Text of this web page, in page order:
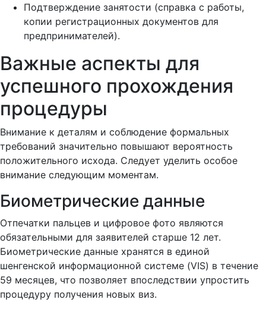
Подтверждение занятости (справка с работы,
копии регистрационных документов для
предпринимателей).
Важные аспекты для
успешного прохождения
процедуры
Внимание к деталям и соблюдение формальных
требований значительно повышают вероятность
положительного исхода. Следует уделить особое
внимание следующим моментам.
Биометрические данные
Отпечатки пальцев и цифровое фото являются
обязательными для заявителей старше 12 лет.
Биометрические данные хранятся в единой
шенгенской информационной системе (VIS) в течение
59 месяцев, что позволяет впоследствии упростить
процедуру получения новых виз.